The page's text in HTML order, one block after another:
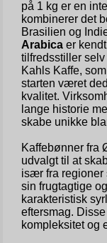
på 1 kg er en
kombinerer det
Brasilien og
Arabicaer kendt
tilfredsstiller
Kahls Kaffe,
starten været
kvalitet.
lange historie
skabe unikke
Kaffebønner fra
udvalgt til at
især fra regioner
sin frugtagtige
karakteristisk
eftersmag.
kompleksitet og